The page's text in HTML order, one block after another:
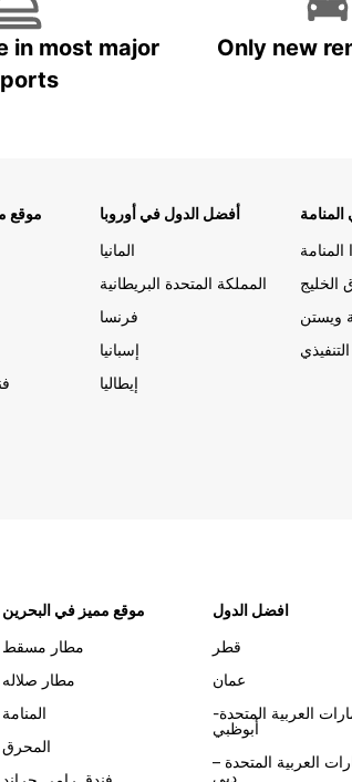
in most major
Only new
موقع
أفضل الدول في أوروبا
المانيا
المملكة المتحدة البريطانية
فرنسا
إسبانيا
إيطاليا
المنامة
الخليج
ويستن
موقع مميز في البحرين
مطار مسقط
مطار صلاله
المنامة
المحرق
افضل الدول
قطر
عمان
العربية المتحدة-
أبوظبي
العربية المتحدة –
دبي